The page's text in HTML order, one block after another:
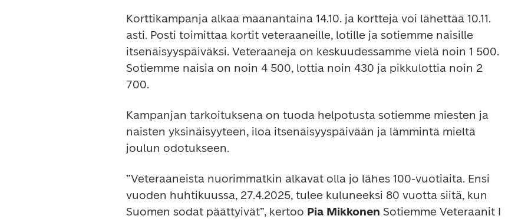
Korttikampanja alkaa maanantaina 14.10. ja kortteja voi lähettää 10.11.
asti. Posti toimittaa kortit veteraaneille, lotille ja sotiemme naisille
itsenäisyyspäiväksi. Veteraaneja on keskuudessamme vielä noin 1 500.
Sotiemme naisia on noin 4 500, lottia noin 430 ja pikkulottia noin 2
700.
Kampanjan tarkoituksena on tuoda helpotusta sotiemme miesten ja
naisten yksinäisyyteen, iloa itsenäisyyspäivään ja lämmintä mieltä
joulun odotukseen.
”Veteraaneista nuorimmatkin alkavat olla jo lähes 100-vuotiaita. Ensi
vuoden huhtikuussa, 27.4.2025, tulee kuluneeksi 80 vuotta siitä, kun
Suomen sodat päättyivät”, kertoo Pia Mikkonen Sotiemme Veteraanit I